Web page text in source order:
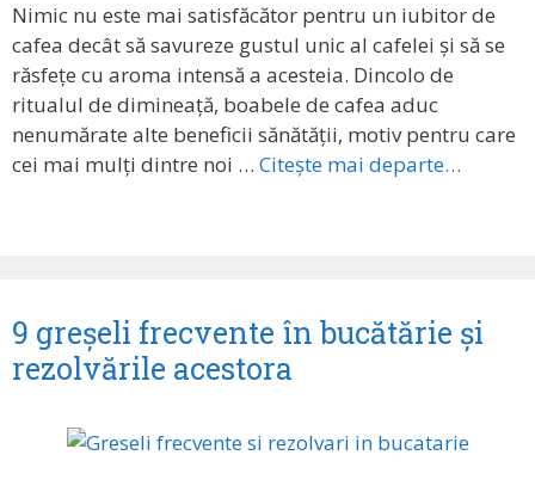
Nimic nu este mai satisfăcător pentru un iubitor de
cafea decât să savureze gustul unic al cafelei și să se
răsfețe cu aroma intensă a acesteia. Dincolo de
ritualul de dimineață, boabele de cafea aduc
nenumărate alte beneficii sănătății, motiv pentru care
cei mai mulți dintre noi … Citește mai departe…
9 greșeli frecvente în bucătărie și
rezolvările acestora